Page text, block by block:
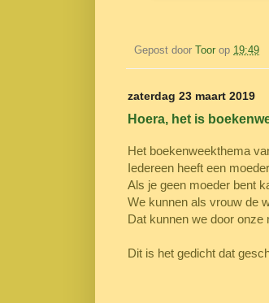
Gepost door Toor op 19:49
zaterdag 23 maart 2019
Hoera, het is
Het boekenweekthema
Iedereen heeft een
Als je geen moeder bent
We kunnen als vrouw de
Dat kunnen we door onze
Dit is het gedicht dat